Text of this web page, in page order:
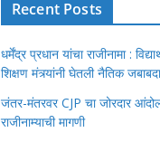
Recent Posts
धर्मेंद्र प्रधान यांचा राजीनामा :
शिक्षण मंत्र्यांनी घेतली नैतिक
जंतर-मंतरवर CJP चा जोरदार
राजीनाम्याची मागणी